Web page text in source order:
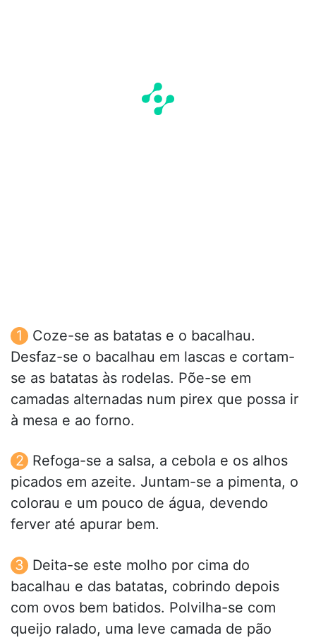
Coze-se as batatas e o bacalhau.
Desfaz-se o bacalhau em lascas e cortam-
se as batatas às rodelas. Põe-se em
camadas alternadas num pirex que possa ir
à mesa e ao forno.
Refoga-se a salsa, a cebola e os alhos
picados em azeite. Juntam-se a pimenta, o
colorau e um pouco de água, devendo
ferver até apurar bem.
Deita-se este molho por cima do
bacalhau e das batatas, cobrindo depois
com ovos bem batidos. Polvilha-se com
queijo ralado, uma leve camada de pão